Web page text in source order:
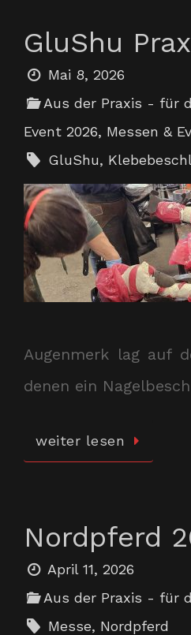
GluShu
Mai 8, 2026
Aus der Praxis - für
Event 2026, Messen &
GluShu,
Augenmerk lag auf
denen ein
weiter lesen
Nordpferd
April 11, 2026
Aus der Praxis - für
Messe, Nordpferd